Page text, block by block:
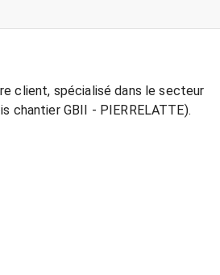
client, spécialisé dans le secteur
chantier GBII - PIERRELATTE).